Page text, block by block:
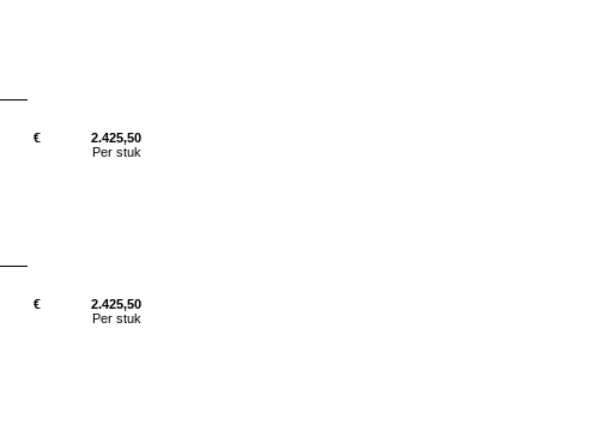
€
2.425,50
Per stuk
€
2.425,50
Per stuk